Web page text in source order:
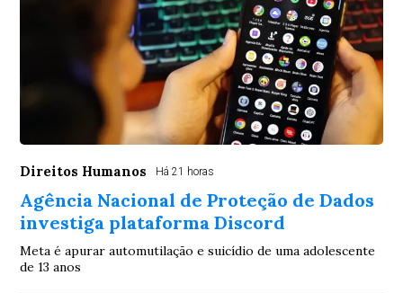
Direitos Humanos Há 21 horas
Agência Nacional de Proteção de Dados
investiga plataforma Discord
Meta é apurar automutilação e suicídio de uma adolescente
de 13 anos